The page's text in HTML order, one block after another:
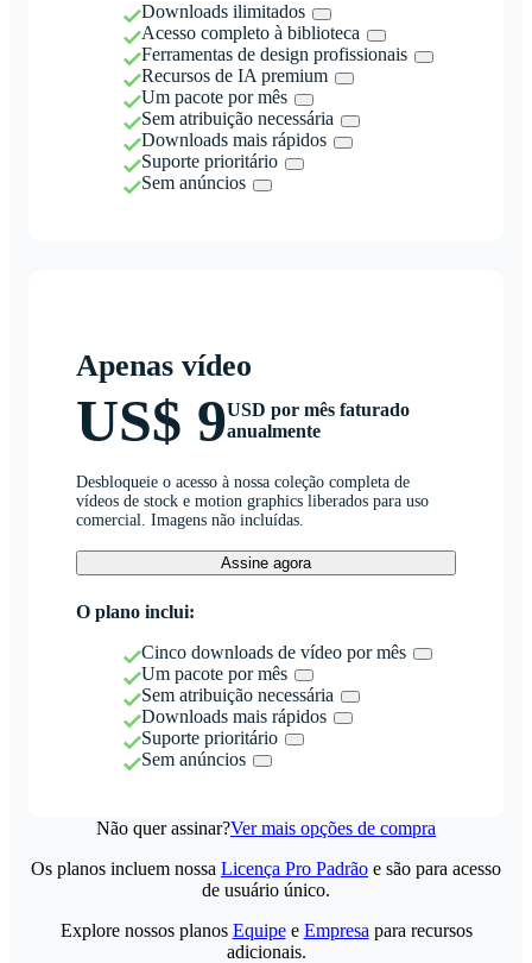
Downloads ilimitados
Acesso completo à biblioteca
Ferramentas de design profissionais
Recursos de IA premium
Um pacote por mês
Sem atribuição necessária
Downloads mais rápidos
Suporte prioritário
Sem anúncios
Apenas vídeo
US$ 9USD por mês faturado
anualmente
Desbloqueie o acesso à nossa coleção completa de
vídeos de stock e motion graphics liberados para uso
comercial. Imagens não incluídas.
Assine agora
O plano inclui:
Cinco downloads de vídeo por mês
Um pacote por mês
Sem atribuição necessária
Downloads mais rápidos
Suporte prioritário
Sem anúncios
Não quer assinar?Ver mais opções de compra
Os planos incluem nossa Licença Pro Padrão e são para acesso
de usuário único.
Explore nossos planos Equipee Empresa para recursos
adicionais.